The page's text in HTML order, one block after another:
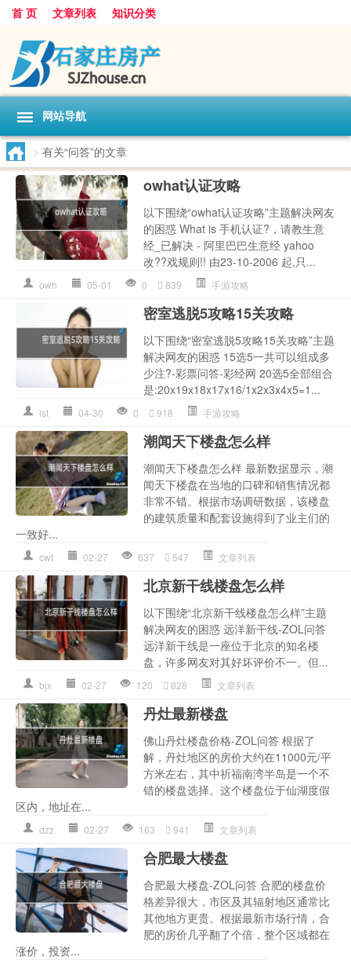
首 页 文章列表 知识分类
网站导航
> 有关“问答”的文章
owhat认证攻略
以下围绕“owhat认证攻略”主题解决网友
的困惑 What is 手机认证?，请教生意
经_已解决 - 阿里巴巴生意经 yahoo
改??戏规则!! 由23-10-2006 起,只...
owh 05-01 0 839 手游攻略
密室逃脱5攻略15关攻略
以下围绕“密室逃脱5攻略15关攻略”主题
解决网友的困惑 15选5一共可以组成多
少注?-彩票问答-彩经网 20选5全部组合
是:20x19x18x17x16/1x2x3x4x5=1...
lst 04-30 0 918 手游攻略
潮闻天下楼盘怎么样
潮闻天下楼盘怎么样 最新数据显示，潮
闻天下楼盘在当地的口碑和销售情况都
非常不错。根据市场调研数据，该楼盘
的建筑质量和配套设施得到了业主们的
一致好...
cwt 02-27 637 547 文章列表
北京新干线楼盘怎么样
以下围绕“北京新干线楼盘怎么样”主题
解决网友的困惑 远洋新干线-ZOL问答
远洋新干线是一座位于北京的知名楼
盘，许多网友对其好坏评价不一。但...
bjx 02-27 120 828 文章列表
丹灶最新楼盘
佛山丹灶楼盘价格-ZOL问答 根据了
解，丹灶地区的房价大约在11000元/平
方米左右，其中祈福南湾半岛是一个不
错的楼盘选择。这个楼盘位于仙湖度假
区内，地址在...
dzz 02-27 163 941 文章列表
合肥最大楼盘
合肥最大楼盘-ZOL问答 合肥的楼盘价
格差异很大，市区及其辐射地区通常比
其他地方更贵。根据最新市场行情，合
肥的房价几乎翻了个倍，整个区域都在
涨价，投资...